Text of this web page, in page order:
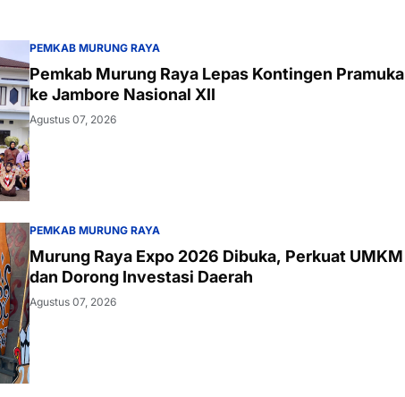
PEMKAB MURUNG RAYA
Pemkab Murung Raya Lepas Kontingen Pramuka
ke Jambore Nasional XII
Agustus 07, 2026
PEMKAB MURUNG RAYA
Murung Raya Expo 2026 Dibuka, Perkuat UMKM
dan Dorong Investasi Daerah
Agustus 07, 2026